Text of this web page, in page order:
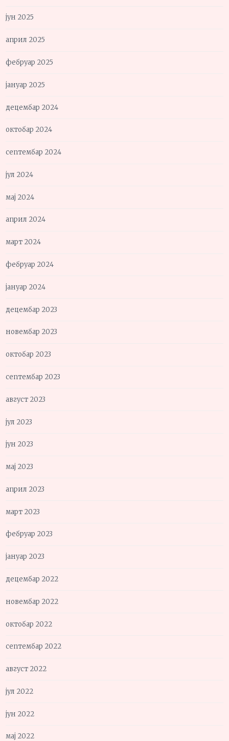
јун 2025
април 2025
фебруар 2025
јануар 2025
децембар 2024
октобар 2024
септембар 2024
јул 2024
мај 2024
април 2024
март 2024
фебруар 2024
јануар 2024
децембар 2023
новембар 2023
октобар 2023
септембар 2023
август 2023
јул 2023
јун 2023
мај 2023
април 2023
март 2023
фебруар 2023
јануар 2023
децембар 2022
новембар 2022
октобар 2022
септембар 2022
август 2022
јул 2022
јун 2022
мај 2022